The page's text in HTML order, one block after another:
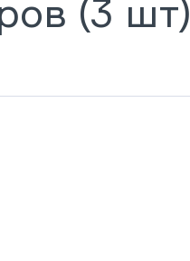
(3 шт)